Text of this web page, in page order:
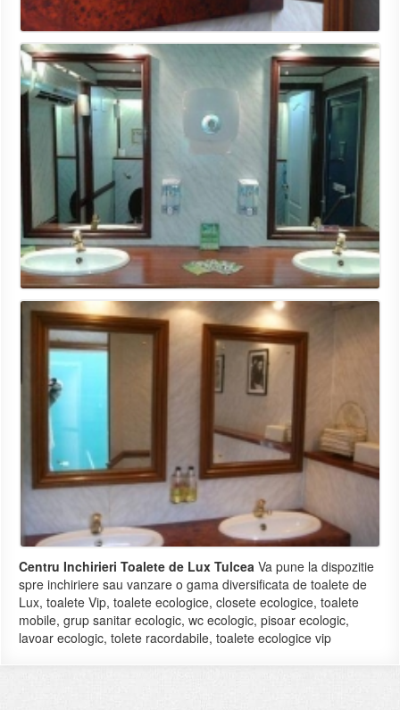
Centru Inchirieri Toalete de Lux Tulcea Va pune la dispozitie
spre inchiriere sau vanzare o gama diversificata de toalete de
Lux, toalete Vip, toalete ecologice, closete ecologice, toalete
mobile, grup sanitar ecologic, wc ecologic, pisoar ecologic,
lavoar ecologic, tolete racordabile, toalete ecologice vip